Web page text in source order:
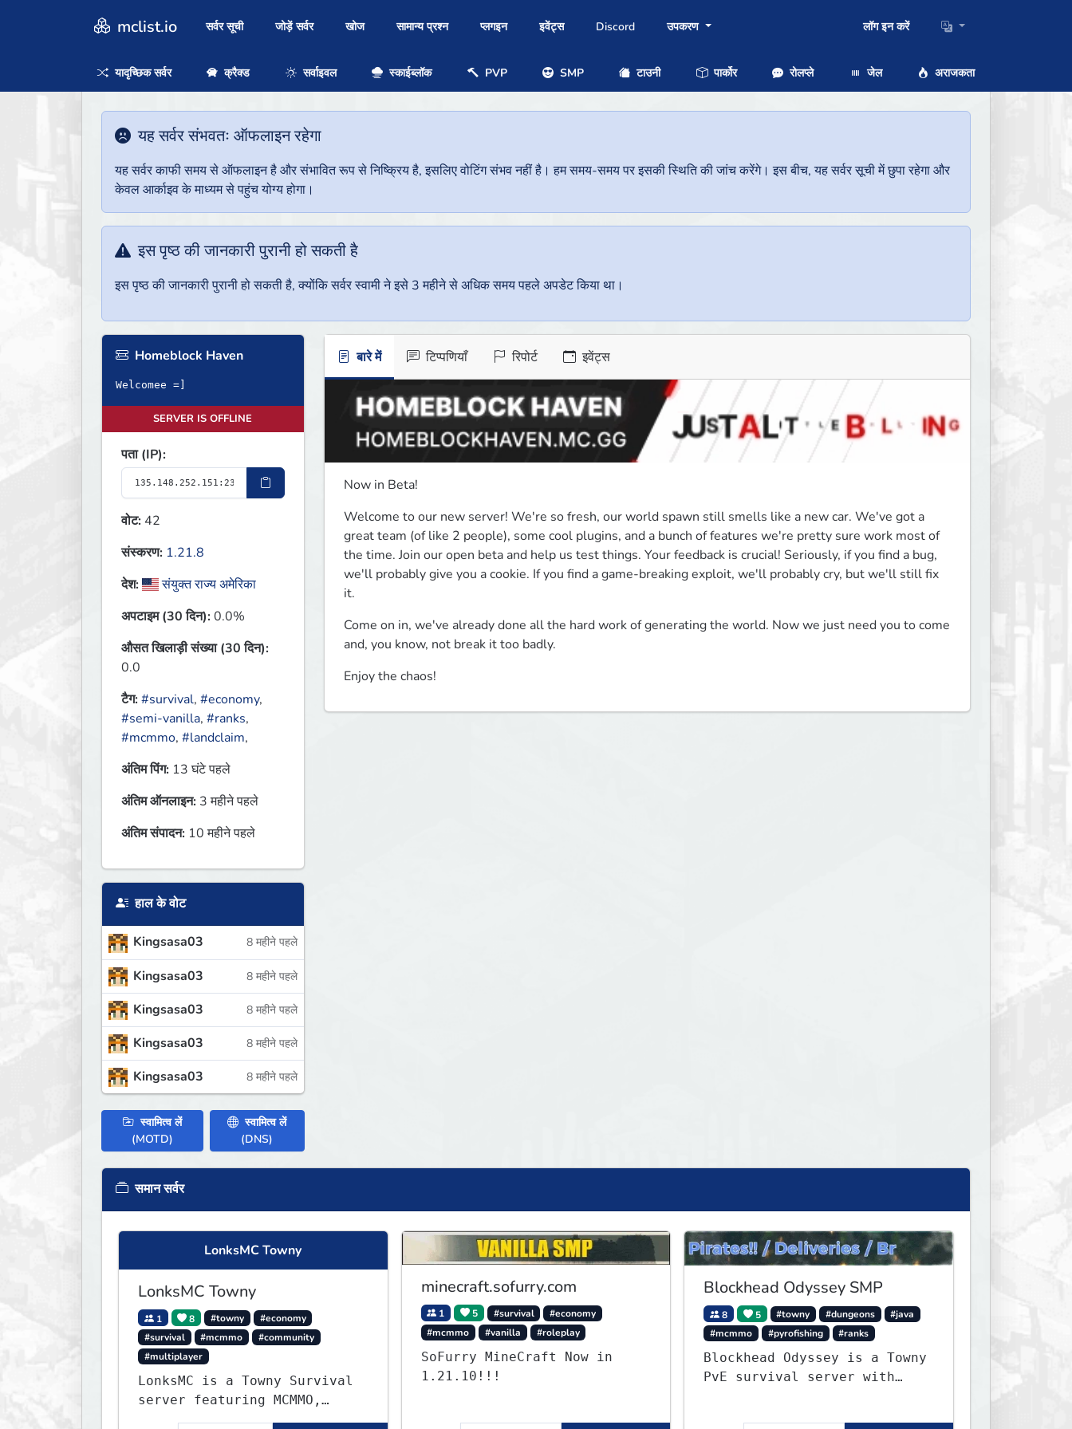
mclist.io सर्वर सूची जोड़ें सर्वर खोज सामान्य प्रश्न प्लगइन इवेंट्स Discord उपकरण लॉग इन करें
यादृच्छिक सर्वर क्रैक्ड सर्वाइवल स्काईब्लॉक PVP SMP टाउनी पार्कोर रोलप्ले जेल अराजकता
यह सर्वर संभवतः ऑफलाइन रहेगा
यह सर्वर काफी समय से ऑफलाइन है और संभावित रूप से निष्क्रिय है, इसलिए वोटिंग संभव नहीं है। हम समय-समय पर इसकी स्थिति की जांच करेंगे। इस बीच, यह सर्वर सूची में छुपा रहेगा और
केवल आर्काइव के माध्यम से पहुंच योग्य होगा।
इस पृष्ठ की जानकारी पुरानी हो सकती है
इस पृष्ठ की जानकारी पुरानी हो सकती है, क्योंकि सर्वर स्वामी ने इसे 3 महीने से अधिक समय पहले अपडेट किया था।
Homeblock Haven
Welcomee =]
SERVER IS OFFLINE
पता (IP):
वोट: 42
संस्करण: 1.21.8
देश:
संयुक्त राज्य अमेरिका
अपटाइम (30 दिन):0.0%
औसत खिलाड़ी संख्या (30 दिन):
0.0
टैग:#survival, #economy,
#semi-vanilla, #ranks,
#mcmmo, #landclaim,
अंतिम पिंग: 13 घंटे पहले
अंतिम ऑनलाइन: 3 महीने पहले
अंतिम संपादन: 10 महीने पहले
हाल के वोट
Kingsasa03 8 महीने पहले
Kingsasa03 8 महीने पहले
Kingsasa03 8 महीने पहले
Kingsasa03 8 महीने पहले
Kingsasa03 8 महीने पहले
स्वामित्व लें
(MOTD)
स्वामित्व लें
(DNS)
बारे में टिप्पणियाँ रिपोर्ट इवेंट्स
Now in Beta!
Welcome to our new server! We're so fresh, our world spawn still smells like a new car. We've got a
great team (of like 2 people), some cool plugins, and a bunch of features we're pretty sure work most of
the time. Join our open beta and help us test things. Your feedback is crucial! Seriously, if you find a bug,
we'll probably give you a cookie. If you find a game-breaking exploit, we'll probably cry, but we'll still fix
it.
Come on in, we've already done all the hard work of generating the world. Now we just need you to come
and, you know, not break it too badly.
Enjoy the chaos!
समान सर्वर
LonksMC Towny
LonksMC Towny
1 8 #towny
#economy
#survival
#mcmmo
#community
#multiplayer
LonksMC is a Towny Survival
server featuring MCMMO,
Jobs, free rank progression,
minecraft.sofurry.com
1 5 #survival
#economy
#mcmmo
#vanilla #roleplay
SoFurry MineCraft Now in
1.21.10!!!
Blockhead Odyssey SMP
8 5 #towny #dungeons
#java
#mcmmo
#pyrofishing #ranks
Blockhead Odyssey is a Towny
PvE survival server with